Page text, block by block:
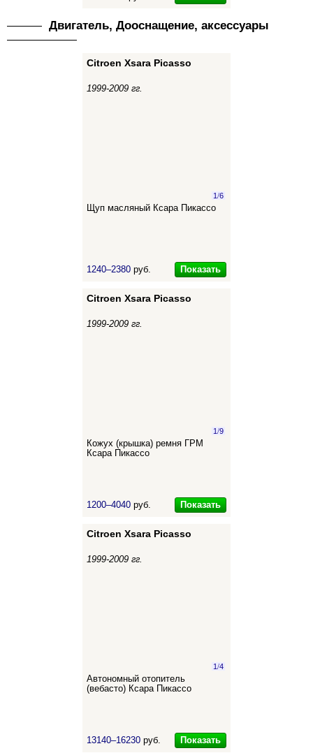
Двигатель, Дооснащение, аксессуары
Citroen Xsara Picasso
1999-2009 гг.
1/6
Щуп масляный Ксара Пикассо
1240–2380 руб. Показать
Citroen Xsara Picasso
1999-2009 гг.
1/9
Кожух (крышка) ремня ГРМ
Ксара Пикассо
1200–4040 руб. Показать
Citroen Xsara Picasso
1999-2009 гг.
1/4
Автономный отопитель
(вебасто) Ксара Пикассо
13140–16230 руб. Показать